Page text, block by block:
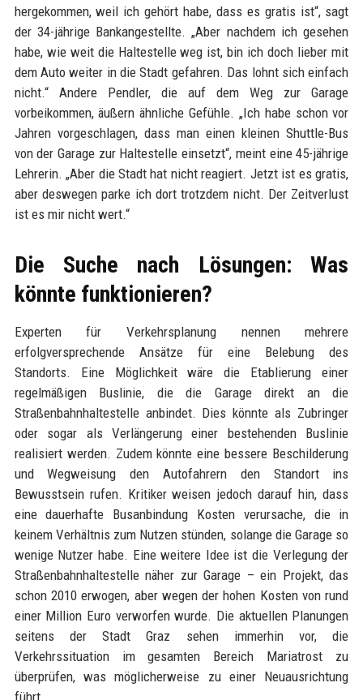
hergekommen, weil ich gehört habe, dass es gratis ist“, sagt
der 34-jährige Bankangestellte. „Aber nachdem ich gesehen
habe, wie weit die Haltestelle weg ist, bin ich doch lieber mit
dem Auto weiter in die Stadt gefahren. Das lohnt sich einfach
nicht.“ Andere Pendler, die auf dem Weg zur Garage
vorbeikommen, äußern ähnliche Gefühle. „Ich habe schon vor
Jahren vorgeschlagen, dass man einen kleinen Shuttle-Bus
von der Garage zur Haltestelle einsetzt“, meint eine 45-jährige
Lehrerin. „Aber die Stadt hat nicht reagiert. Jetzt ist es gratis,
aber deswegen parke ich dort trotzdem nicht. Der Zeitverlust
ist es mir nicht wert.“
Die Suche nach Lösungen: Was
könnte funktionieren?
Experten für Verkehrsplanung nennen mehrere
erfolgversprechende Ansätze für eine Belebung des
Standorts. Eine Möglichkeit wäre die Etablierung einer
regelmäßigen Buslinie, die die Garage direkt an die
Straßenbahnhaltestelle anbindet. Dies könnte als Zubringer
oder sogar als Verlängerung einer bestehenden Buslinie
realisiert werden. Zudem könnte eine bessere Beschilderung
und Wegweisung den Autofahrern den Standort ins
Bewusstsein rufen. Kritiker weisen jedoch darauf hin, dass
eine dauerhafte Busanbindung Kosten verursache, die in
keinem Verhältnis zum Nutzen stünden, solange die Garage so
wenige Nutzer habe. Eine weitere Idee ist die Verlegung der
Straßenbahnhaltestelle näher zur Garage – ein Projekt, das
schon 2010 erwogen, aber wegen der hohen Kosten von rund
einer Million Euro verworfen wurde. Die aktuellen Planungen
seitens der Stadt Graz sehen immerhin vor, die
Verkehrssituation im gesamten Bereich Mariatrost zu
überprüfen, was möglicherweise zu einer Neuausrichtung
führt.